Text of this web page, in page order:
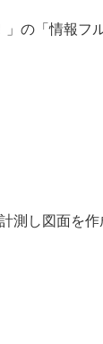
の「情報フ
測し図面を作